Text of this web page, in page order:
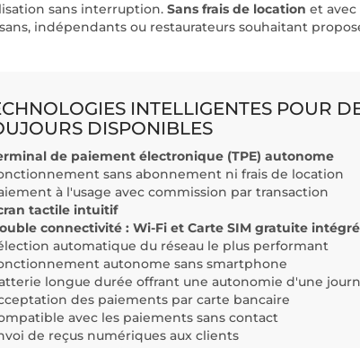
sans interruption. Sans frais de location et avec
indépendants ou restaurateurs souhaitant
INTELLIGENTES POUR
DISPONIBLES
de paiement électronique (TPE) autonome
sans abonnement ni frais de location
à l'usage avec commission par transaction
tactile intuitif
connectivité : Wi-Fi et Carte SIM gratuite
automatique du réseau le plus performant
autonome sans smartphone
longue durée offrant une autonomie d'une
des paiements par carte bancaire
avec les paiements sans contact
de reçus numériques aux clients